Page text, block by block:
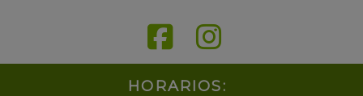
HORARIOS: